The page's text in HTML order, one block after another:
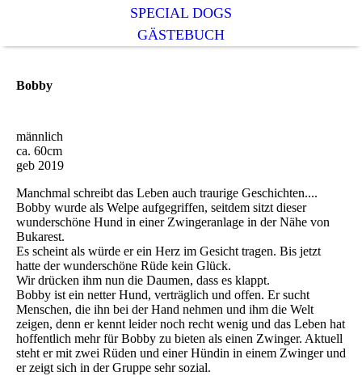
SPECIAL DOGS
GÄSTEBUCH
Bobby
männlich
ca. 60cm
geb 2019
Manchmal schreibt das Leben auch traurige Geschichten....
Bobby wurde als Welpe aufgegriffen, seitdem sitzt dieser
wunderschöne Hund in einer Zwingeranlage in der Nähe von
Bukarest.
Es scheint als würde er ein Herz im Gesicht tragen. Bis jetzt
hatte der wunderschöne Rüde kein Glück.
Wir drücken ihm nun die Daumen, dass es klappt.
Bobby ist ein netter Hund, verträglich und offen. Er sucht
Menschen, die ihn bei der Hand nehmen und ihm die Welt
zeigen, denn er kennt leider noch recht wenig und das Leben hat
hoffentlich mehr für Bobby zu bieten als einen Zwinger. Aktuell
steht er mit zwei Rüden und einer Hündin in einem Zwinger und
er zeigt sich in der Gruppe sehr sozial.